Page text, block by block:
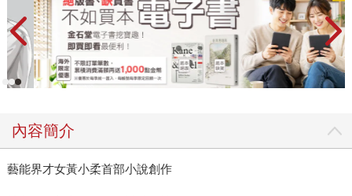
內容簡介
藝能界才女黃小柔首部小說創作